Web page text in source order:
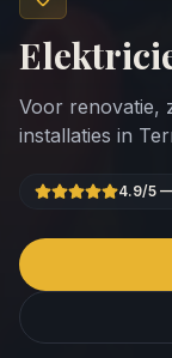
Voor renovatie,
installaties in
4.9/5